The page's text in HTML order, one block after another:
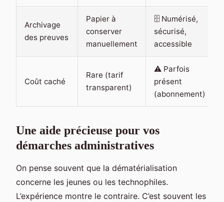
Archivage
des preuves
Papier à
conserver
manuellement
🗄️ Numérisé,
sécurisé,
accessible
Coût caché
Rare (tarif
transparent)
⚠️ Parfois
présent
(abonnement)
Une aide précieuse pour vos
démarches administratives
On pense souvent que la dématérialisation
concerne les jeunes ou les technophiles.
L’expérience montre le contraire. C’est souvent les